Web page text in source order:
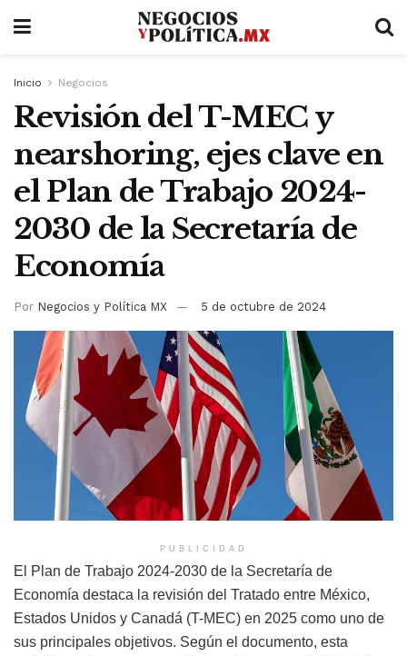
Inicio Negocios
Revisión del T-MEC y
nearshoring, ejes clave en
el Plan de Trabajo 2024-
2030 de la Secretaría de
Economía
Por Negocios y Política MX 5 de octubre de 2024
PUBLICIDAD
El Plan de Trabajo 2024-2030 de la Secretaría de
Economía destaca la revisión del Tratado entre México,
Estados Unidos y Canadá (T-MEC) en 2025 como uno de
sus principales objetivos. Según el documento, esta